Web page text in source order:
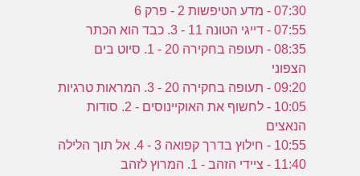
07:30 - מדע הטיפשות 2 - פרק 6
07:55 - דייגי הטונה 11 - 3. כבד הוא הכתר
08:35 - תעופה בחקירה 20 - 1. סיוט בים
הצפוני
09:20 - תעופה בחקירה 20 - 3. המראות טרגיות
10:05 - לחשוף את האוקיינוסים - 2. סודות
הנאצים
10:55 - חילוץ בדרך קפואה 3 - 4. אל תוך הלילה
11:40 - ציידי הזהב - 1. המרוץ לזהב